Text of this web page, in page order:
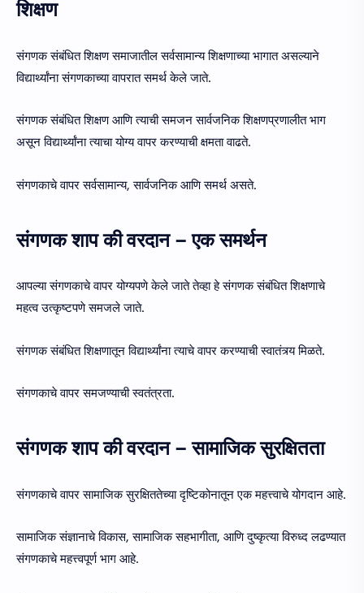
शिक्षण
संगणक संबंधित शिक्षण समाजातील सर्वसामान्य शिक्षणाच्या भागात असल्याने
विद्यार्थ्यांना संगणकाच्या वापरात समर्थ केले जाते.
संगणक संबंधित शिक्षण आणि त्याची समजन सार्वजनिक शिक्षणप्रणालीत भाग
असून विद्यार्थ्यांना त्याचा योग्य वापर करण्याची क्षमता वाढते.
संगणकाचे वापर सर्वसामान्य, सार्वजनिक आणि समर्थ असते.
संगणक शाप की वरदान – एक समर्थन
आपल्या संगणकाचे वापर योग्यपणे केले जाते तेव्हा हे संगणक संबंधित शिक्षणाचे
महत्व उत्कृष्टपणे समजले जाते.
संगणक संबंधित शिक्षणातून विद्यार्थ्यांना त्याचे वापर करण्याची स्वातंत्र्य मिळते.
संगणकाचे वापर समजण्याची स्वतंत्रता.
संगणक शाप की वरदान – सामाजिक सुरक्षितता
संगणकाचे वापर सामाजिक सुरक्षिततेच्या दृष्टिकोनातून एक महत्त्वाचे योगदान आहे.
सामाजिक संज्ञानाचे विकास, सामाजिक सहभागीता, आणि दुष्कृत्या विरुध्द लढण्यात
संगणकाचे महत्त्वपूर्ण भाग आहे.